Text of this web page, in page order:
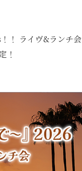
！ ライヴ&ランチ会
！